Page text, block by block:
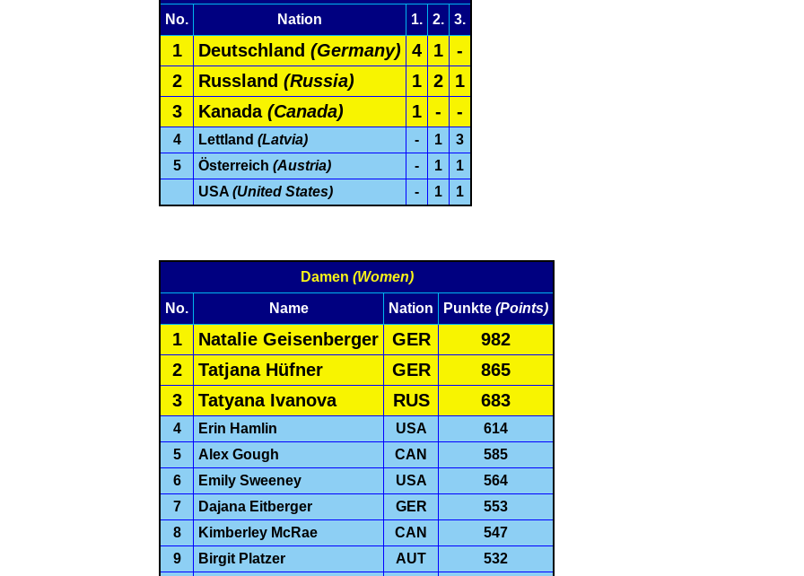
No. Nation 1. 2. 3.
1 Deutschland (Germany) 4 1
-
2
Russland (Russia) 1 2
1
3
Kanada (Canada) 1 - -
4 Lettland (Latvia) - 1
3
5
Österreich (Austria) - 1
1
USA (United States) - 1 1
Damen (Women)
No. Name Nation Punkte (Points)
1 Natalie Geisenberger GER
982
2
Tatjana Hüfner GER
865
3
Tatyana Ivanova RUS 683
4 Erin Hamlin USA
614
5
Alex Gough CAN
585
6
Emily Sweeney USA
564
7
Dajana Eitberger GER
553
8
Kimberley McRae CAN
547
9
Birgit Platzer AUT
532